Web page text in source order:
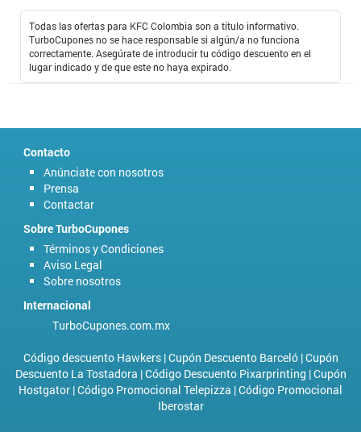
Todas las ofertas para KFC Colombia son a título informativo.
TurboCupones no se hace responsable si algún/a no funciona
correctamente. Asegúrate de introducir tu código descuento en el
lugar indicado y de que este no haya expirado.
Contacto
Anúnciate con nosotros
Prensa
Contactar
Sobre TurboCupones
Términos y Condiciones
Aviso Legal
Sobre nosotros
Internacional
TurboCupones.com.mx
Código descuento Hawkers|Cupón Descuento Barceló|Cupón
Descuento La Tostadora |Código Descuento Pixarprinting |Cupón
Hostgator |Código Promocional Telepizza |Código Promocional
Iberostar